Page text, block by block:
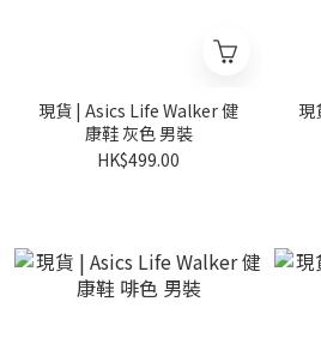
現貨 | Asics Life Walker 健
康鞋 灰色 男裝
HK$499.00
現